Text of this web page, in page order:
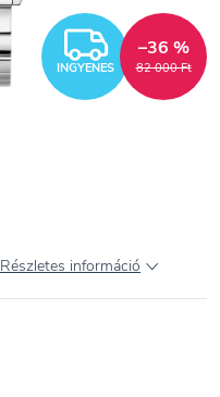
INGYENES 82 000 Ft
–36 %
Részletes információ